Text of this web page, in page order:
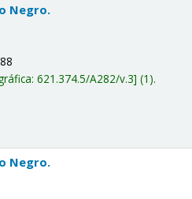
Negro.
621.374.5/A282/v.3 (1).
Negro.